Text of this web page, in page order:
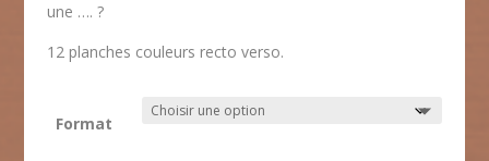
une …. ?
12 planches couleurs recto verso.
Format